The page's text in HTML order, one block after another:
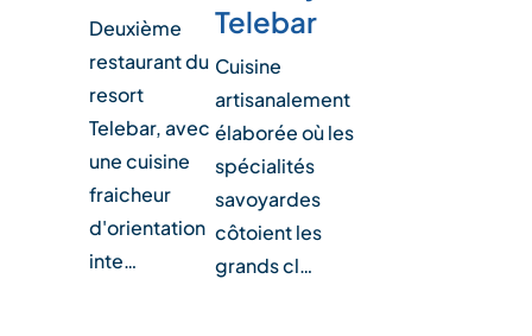
Deuxième
restaurant du
resort
Telebar, avec
une cuisine
fraicheur
d'orientation
inte…
Telebar
Cuisine
artisanalement
élaborée où les
spécialités
savoyardes
côtoient les
grands cl…